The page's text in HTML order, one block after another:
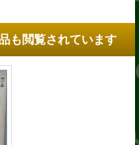
も閲覧されています